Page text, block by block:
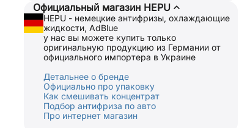
Официальный магазин HEPU
HEPU - немецкие антифризы, охлаждающие
жидкости, AdBlue
у нас вы можете купить только
оригинальную продукцию из Германии от
официального импортера в Украине
Детальнее о бренде
Официально про упаковку
Как смешивать концентрат
Подбор антифриза по авто
Про интернет магазин